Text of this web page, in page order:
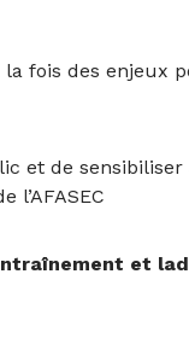
fois des enjeux
et de
et